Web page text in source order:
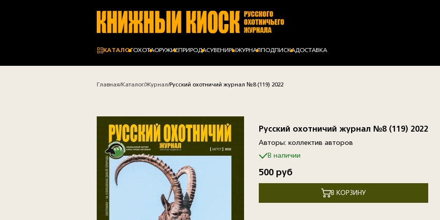
КАТАЛОГОХОТАОРУЖИЕ ПРИРОДАСУВЕНИРЫЖУРНАЛ ПОДПИСКАДОСТАВКА
Главная Каталог Журнал Русский охотничий журнал №8 (119) 2022
Русский охотничий журнал №8 (119) 2022
Авторы: коллектив авторов
В наличии
500 руб
В КОРЗИНУ